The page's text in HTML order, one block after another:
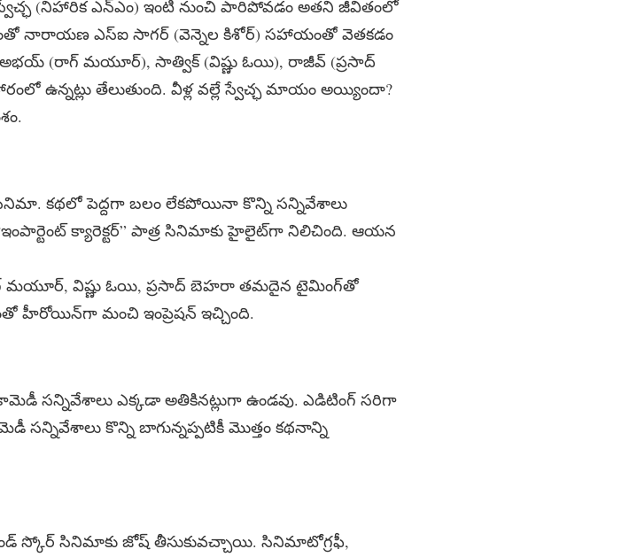
(నిహారిక ఎన్‌ఎం) ఇంటి నుంచి పారిపోవడం అతని జీవితంలో
నారాయణ ఎస్‌ఐ సాగర్ (వెన్నెల కిశోర్) సహాయంతో వెతకడం
(రాగ్ మయూర్), సాత్విక్ (విష్ణు ఓయి), రాజీవ్ (ప్రసాద్
ఉన్నట్లు తేలుతుంది. వీళ్ల వల్లే స్వేచ్ఛ మాయం అయ్యిందా?
కథలో పెద్దగా బలం లేకపోయినా కొన్ని సన్నివేశాలు
క్యారెక్టర్” పాత్ర సినిమాకు హైలైట్‌గా నిలిచింది. ఆయన
మయూర్, విష్ణు ఓయి, ప్రసాద్ బెహరా తమదైన టైమింగ్‌తో
హీరోయిన్‌గా మంచి ఇంప్రెషన్ ఇచ్చింది.
సన్నివేశాలు ఎక్కడా అతికినట్లుగా ఉండవు. ఎడిటింగ్ సరిగా
సన్నివేశాలు కొన్ని బాగున్నప్పటికీ మొత్తం కథనాన్ని
స్కోర్ సినిమాకు జోష్‌ తీసుకువచ్చాయి. సినిమాటోగ్రఫీ,